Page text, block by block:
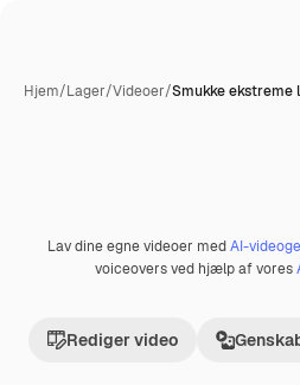
Hjem/Lager/Videoer/Smukke ekstreme
Præmie
Lav dine egne videoer medAI-
voiceovers ved hjælp af vores
Rediger video